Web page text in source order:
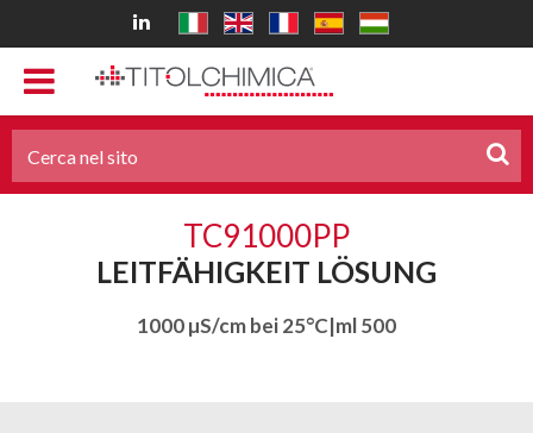
TC91000PP
LEITFÄHIGKEIT LÖSUNG
1000 µS/cm bei 25°C|ml 500